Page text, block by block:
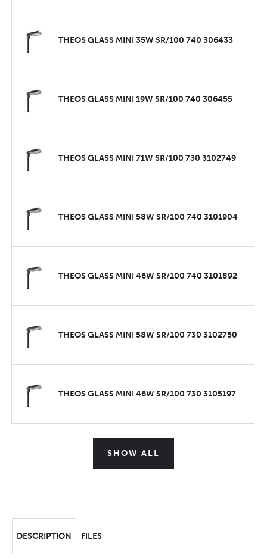
THEOS GLASS MINI 35W SR/100 740 306433
THEOS GLASS MINI 19W SR/100 740 306455
THEOS GLASS MINI 71W SR/100 730 3102749
THEOS GLASS MINI 58W SR/100 740 3101904
THEOS GLASS MINI 46W SR/100 740 3101892
THEOS GLASS MINI 58W SR/100 730 3102750
THEOS GLASS MINI 46W SR/100 730 3105197
SHOW ALL
DESCRIPTION FILES